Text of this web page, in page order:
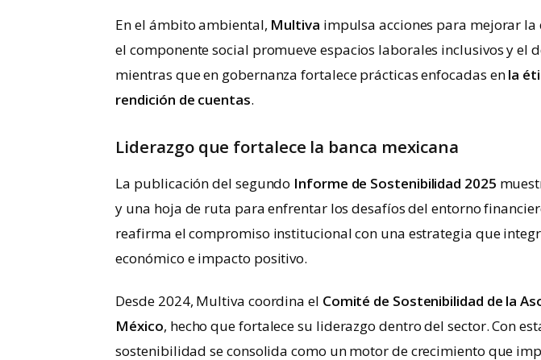
En el ámbito ambiental, Multiva impulsa acciones para mejorar la
el componente social promueve espacios laborales inclusivos y el
mientras que en gobernanza fortalece prácticas enfocadas enla
rendición de cuentas.
Liderazgo que fortalece la banca mexicana
La publicación del segundo Informe de Sostenibilidad 2025
y una hoja de ruta para enfrentar los desafíos del entorno
reafirma el compromiso institucional con una estrategia que
económico e impacto positivo.
Desde 2024, Multiva coordina el Comité de Sostenibilidad de la
México, hecho que fortalece su liderazgo dentro del sector. Con
sostenibilidad se consolida como un motor de crecimiento que